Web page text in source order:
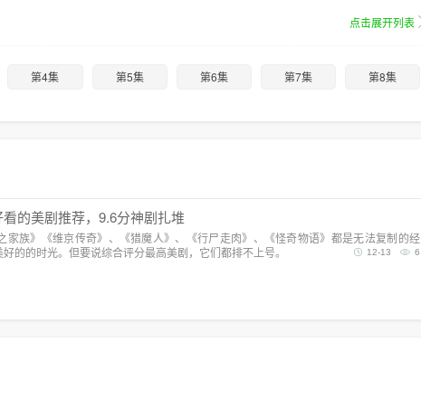
点击展开列表
第4集 第5集 第6集 第7集 第8集
的美剧推荐，9.6分神剧扎堆
家族》《维京传奇》、《猎魔人》、《行尸走肉》、《怪奇物语》都是无法复制的经
的的时光。但要说综合评分最高美剧，它们都排不上号。
6
12-13